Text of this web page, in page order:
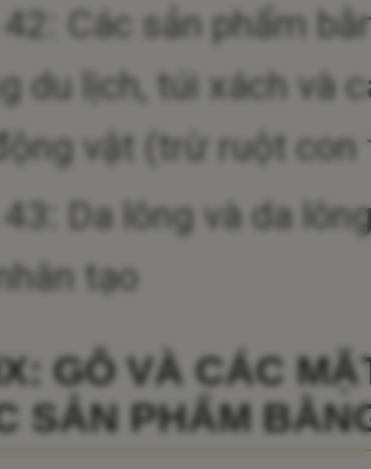
Các sản phẩm
du lịch, túi xách và
vật (trừ ruột con
Da lông và da
tạo
GỖ VÀ CÁC
SẢN PHẨM